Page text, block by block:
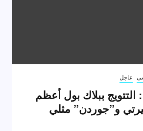
عاجل
التتويج ببلاك بول أعظم
و”جوردن” مثلي